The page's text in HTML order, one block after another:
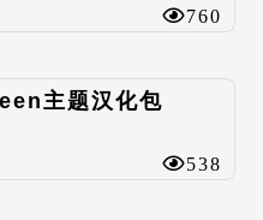
760
主题汉化包
538